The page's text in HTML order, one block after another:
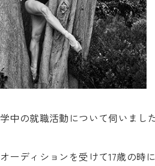
中の就職活動について伺いまし
ーディションを受けて17歳の時